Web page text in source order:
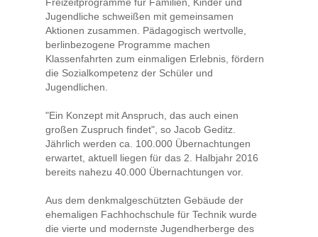
Jugendliche schweißen mit gemeinsamen
Aktionen zusammen. Pädagogisch wertvolle,
berlinbezogene Programme machen
Klassenfahrten zum einmaligen Erlebnis, fördern
die Sozialkompetenz der Schüler und
Jugendlichen.
"Ein Konzept mit Anspruch, das auch einen
großen Zuspruch findet", so Jacob Geditz.
Jährlich werden ca. 100.000 Übernachtungen
erwartet, aktuell liegen für das 2. Halbjahr 2016
bereits nahezu 40.000 Übernachtungen vor.
Aus dem denkmalgeschützten Gebäude der
ehemaligen Fachhochschule für Technik wurde
die vierte und modernste Jugendherberge des